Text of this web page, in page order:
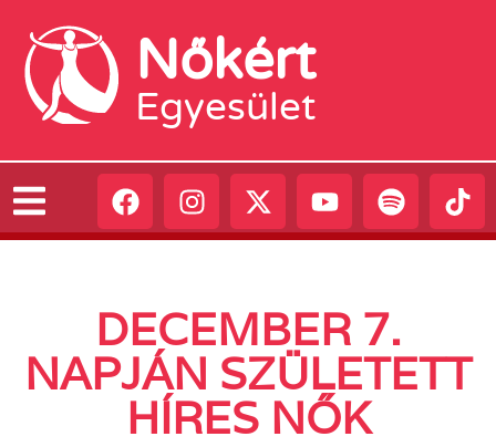
Nőkért
Egyesület
DECEMBER 7.
NAPJÁN SZÜLETETT
HÍRES NŐK